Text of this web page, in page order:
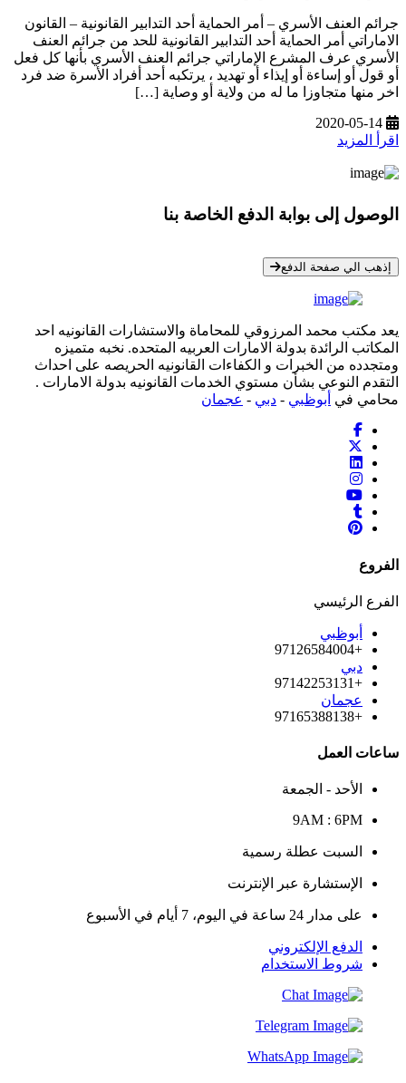
جرائم العنف الأسري – أمر الحماية أحد التدابير القانونية – القانون
الاماراتي أمر الحماية أحد التدابير القانونية للحد من جرائم العنف
الأسري عرف المشرع الإماراتي جرائم العنف الأسري بأنها كل فعل
أو قول أو إساءة أو إيذاء أو تهديد ، يرتكبه أحد أفراد الأسرة ضد فرد
اخر منها متجاوزا ما له من ولاية أو وصاية […]
2020-05-14
اقرأ المزيد
الوصول إلى بوابة الدفع الخاصة بنا
إذهب الي صفحة الدفع
يعد مكتب محمد المرزوقي للمحاماة والاستشارات القانونيه احد
المكاتب الرائدة بدولة الامارات العربيه المتحده. نخبه متميزه
ومتجدده من الخبرات و الكفاءات القانونيه الحريصه على احداث
التقدم النوعي بشأن مستوي الخدمات القانونيه بدولة الامارات .
محامي في أبوظبي - دبي - عجمان
الفروع
الفرع الرئيسي
أبوظبي
+97126584004
دبي
+97142253131
عجمان
+97165388138
ساعات العمل
الأحد - الجمعة
9AM : 6PM
السبت عطلة رسمية
الإستشارة عبر الإنترنت
على مدار 24 ساعة في اليوم، 7 أيام في الأسبوع
الدفع الإلكتروني
شروط الاستخدام